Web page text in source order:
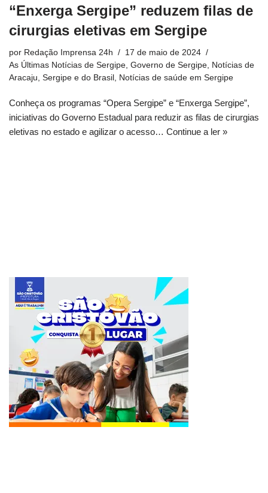
“Enxerga Sergipe” reduzem filas de
cirurgias eletivas em Sergipe
por Redação Imprensa 24h
17 de maio de 2024
As Últimas Notícias de Sergipe, Governo de Sergipe, Notícias de
Aracaju, Sergipe e do Brasil , Notícias de saúde em Sergipe
Conheça os programas “Opera Sergipe” e “Enxerga Sergipe”,
iniciativas do Governo Estadual para reduzir as filas de cirurgias
eletivas no estado e agilizar o acesso… Continue a ler »